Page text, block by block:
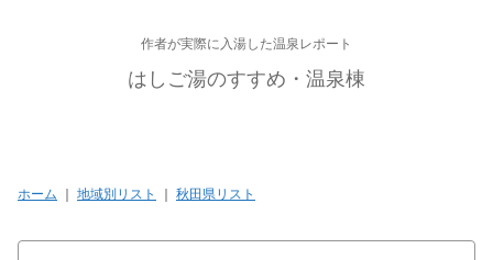
作者が実際に入湯した温泉レポート
はしご湯のすすめ・温泉棟
ホーム 地域別リスト 秋田県リスト